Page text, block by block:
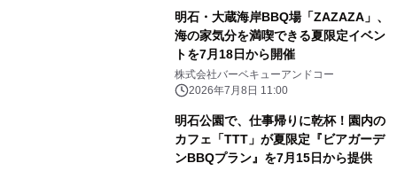
明石・大蔵海岸BBQ場「ZAZAZA」、
海の家気分を満喫できる夏限定イベン
トを7月18日から開催
株式会社バーベキューアンドコー
2026年7月8日 11:00
明石公園で、仕事帰りに乾杯！園内の
カフェ「TTT」が夏限定『ビアガーデ
ンBBQプラン』を7月15日から提供